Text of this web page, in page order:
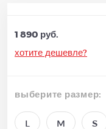
1 890 руб.
хотите дешевле?
выберите размер:
L M S